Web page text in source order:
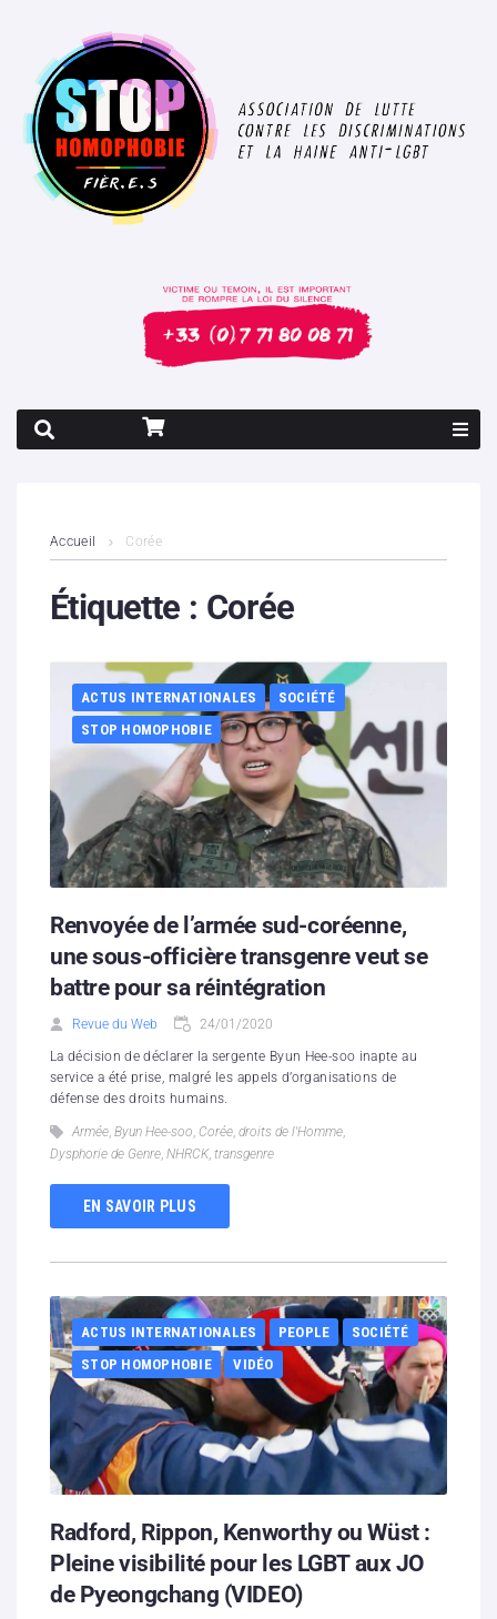
Contenus litigieux
Boutique
Contacts
Hébergement solidaire
Accueil Corée
Étiquette : Corée
ACTUS INTERNATIONALES
SOCIÉTÉ
STOP HOMOPHOBIE
Renvoyée de l’armée sud-coréenne,
une sous-officière transgenre veut se
battre pour sa réintégration
Revue du Web 24/01/2020
La décision de déclarer la sergente Byun Hee-soo inapte au
service a été prise, malgré les appels d’organisations de
défense des droits humains.
Armée, Byun Hee-soo, Corée, droits de l'Homme,
Dysphorie de Genre, NHRCK, transgenre
EN SAVOIR PLUS
ACTUS INTERNATIONALES PEOPLE
SOCIÉTÉ
STOP HOMOPHOBIE
VIDÉO
Radford, Rippon, Kenworthy ou Wüst :
Pleine visibilité pour les LGBT aux JO
de Pyeongchang (VIDEO)